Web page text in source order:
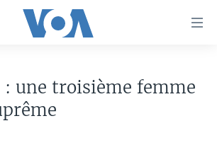
une troisième femme